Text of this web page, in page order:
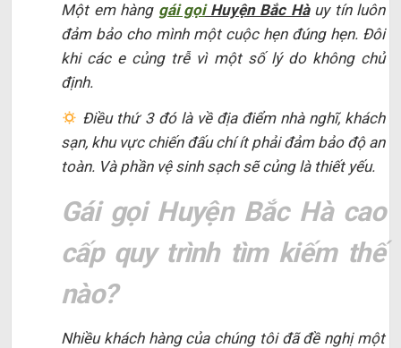
Một em hàng gái gọiHuyện Bắc Hàuy tín luôn
đảm bảo cho mình một cuộc hẹn đúng hẹn. Đôi
khi các e củng trễ vì một số lý do không chủ
định.
Điều thứ 3 đó là về địa điểm nhà nghĩ, khách
sạn, khu vực chiến đấu chí ít phải đảm bảo độ an
toàn. Và phần vệ sinh sạch sẽ củng là thiết yếu.
Gái gọi Huyện Bắc Hà cao
cấp quy trình tìm kiếm thế
nào?
Nhiều khách hàng của chúng tôi đã đề nghị một